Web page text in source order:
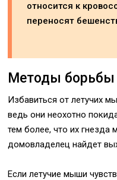
относится к
переносят
Методы борьбы
Избавиться от летучих
ведь они неохотно
тем более, что их гнезда
домовладелец найдет
Если летучие мыши